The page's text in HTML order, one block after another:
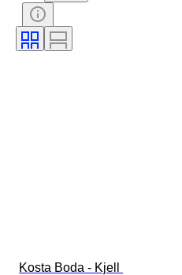
Kosta Boda - Kjell